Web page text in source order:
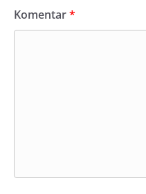
Komentar*